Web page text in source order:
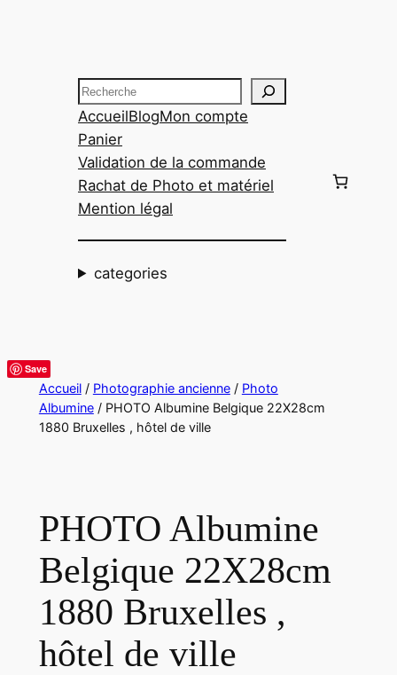
Recherche
AccueilBlogMon compte
Panier
Validation de la commande
Rachat de Photo et matériel
Mention légal
categories
Save
Accueil/ Photographie ancienne/ Photo
Albumine/ PHOTO Albumine Belgique 22X28cm
1880 Bruxelles , hôtel de ville
PHOTO Albumine
Belgique 22X28cm
1880 Bruxelles ,
hôtel de ville